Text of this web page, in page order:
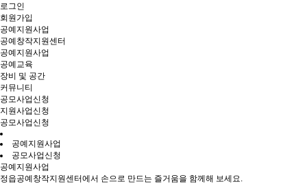
로그인
회원가입
공예지원사업
공예창작지원센터
공예지원사업
공예교육
장비 및 공간
커뮤니티
공모사업신청
지원사업신청
공모사업신청
공예지원사업
공모사업신청
공예지원사업
정읍공예창작지원센터에서 손으로 만드는 즐거움을 함께해 보세요.